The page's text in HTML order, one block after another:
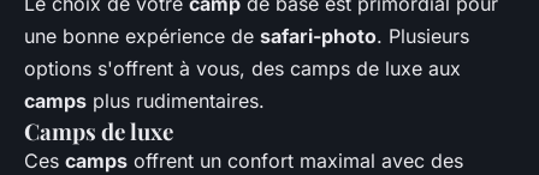
une bonne expérience de safari-photo. Plusieurs
options s'offrent à vous, des camps de luxe aux
camps plus rudimentaires.
Camps de luxe
Ces camps offrent un confort maximal avec des